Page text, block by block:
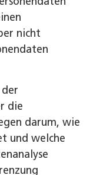
nicht
die
darum, wie
und welche